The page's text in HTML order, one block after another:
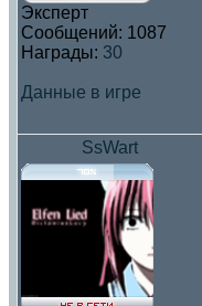
Эксперт
Сообщений: 1087
Награды: 30
Данные в игре
SsWart